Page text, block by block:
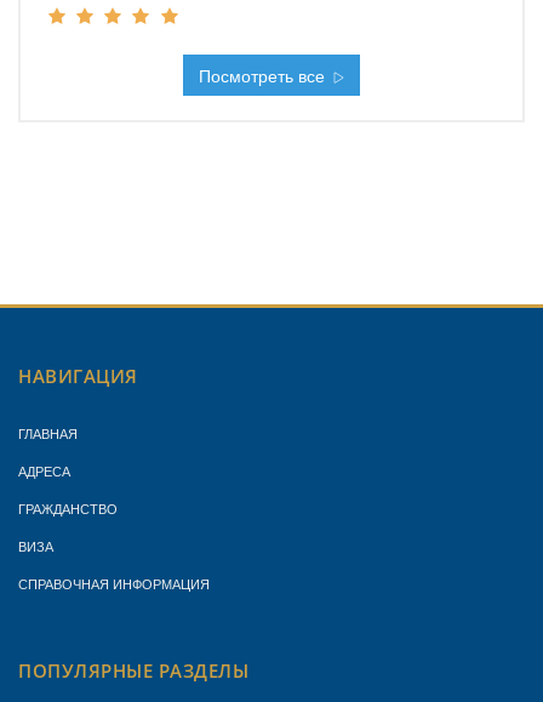
Посмотреть все
НАВИГАЦИЯ
ГЛАВНАЯ
АДРЕСА
ГРАЖДАНСТВО
ВИЗА
СПРАВОЧНАЯ ИНФОРМАЦИЯ
ПОПУЛЯРНЫЕ РАЗДЕЛЫ